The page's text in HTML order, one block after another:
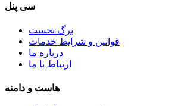
سی پنل
برگ نخست
قوانین و شرایط خدمات
درباره ما
ارتباط با ما
هاست و دامنه